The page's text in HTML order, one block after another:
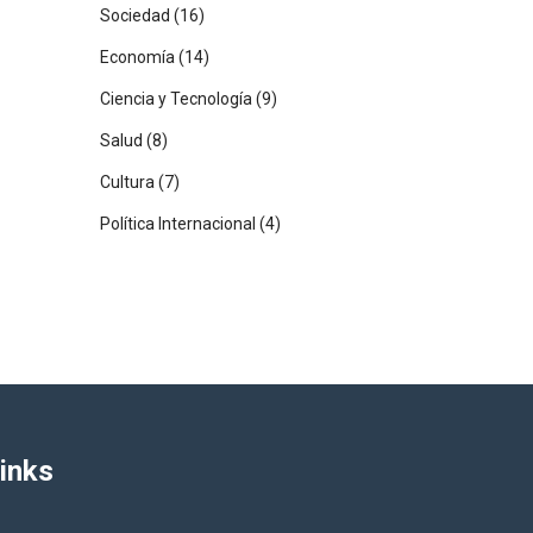
Sociedad (16)
Economía (14)
Ciencia y Tecnología (9)
Salud (8)
Cultura (7)
Política Internacional (4)